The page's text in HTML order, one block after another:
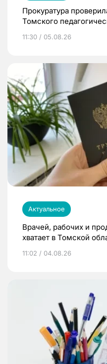
Прокуратура
Томского
11:30 / 05.08.26
Актуальное
Врачей, рабочих и
хватает в Томской
11:02 / 04.08.26